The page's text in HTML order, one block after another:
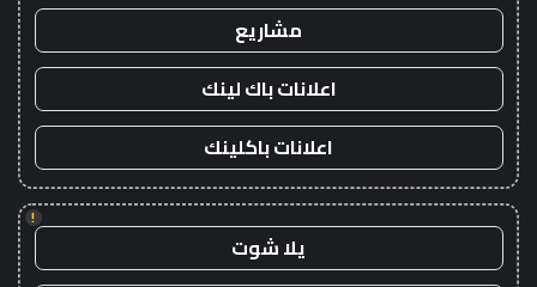
مشاريع
اعلانات باك لينك
اعلانات باكلينك
!
يلا شوت